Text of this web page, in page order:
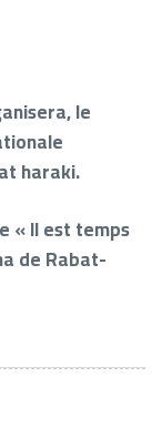
le
haraki.
« Il est temps
de Rabat-